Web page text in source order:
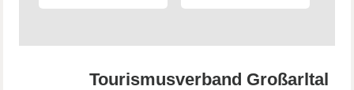
Tourismusverband Großarltal